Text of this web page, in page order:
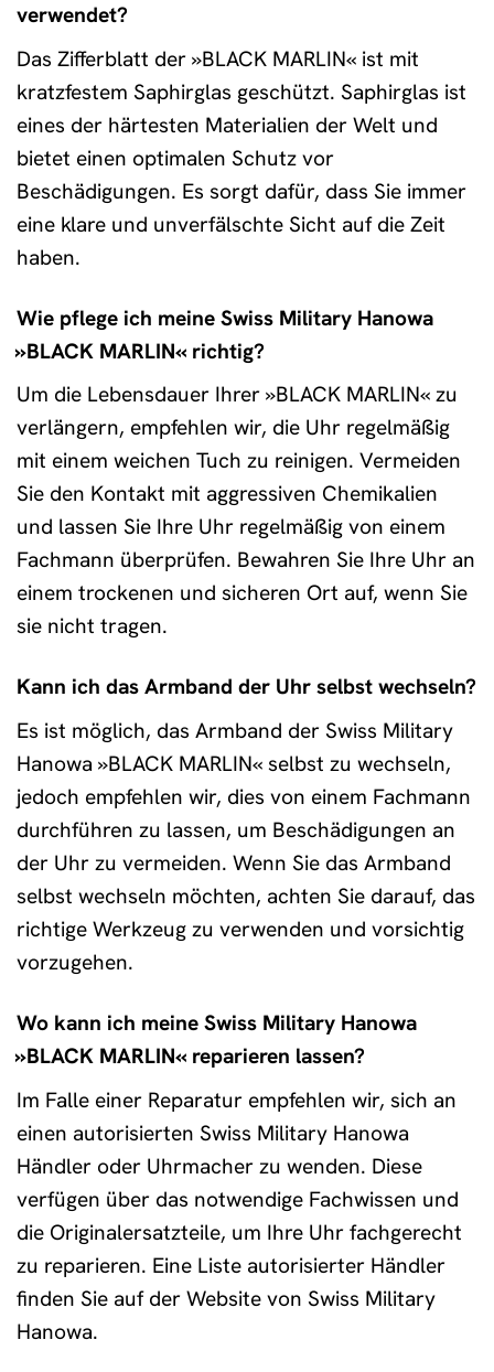
verwendet?
Das Zifferblatt der »BLACK MARLIN« ist mit
kratzfestem Saphirglas geschützt. Saphirglas ist
eines der härtesten Materialien der Welt und
bietet einen optimalen Schutz vor
Beschädigungen. Es sorgt dafür, dass Sie immer
eine klare und unverfälschte Sicht auf die Zeit
haben.
Wie pflege ich meine Swiss Military Hanowa
»BLACK MARLIN« richtig?
Um die Lebensdauer Ihrer »BLACK MARLIN« zu
verlängern, empfehlen wir, die Uhr regelmäßig
mit einem weichen Tuch zu reinigen. Vermeiden
Sie den Kontakt mit aggressiven Chemikalien
und lassen Sie Ihre Uhr regelmäßig von einem
Fachmann überprüfen. Bewahren Sie Ihre Uhr an
einem trockenen und sicheren Ort auf, wenn Sie
sie nicht tragen.
Kann ich das Armband der Uhr selbst wechseln?
Es ist möglich, das Armband der Swiss Military
Hanowa »BLACK MARLIN« selbst zu wechseln,
jedoch empfehlen wir, dies von einem Fachmann
durchführen zu lassen, um Beschädigungen an
der Uhr zu vermeiden. Wenn Sie das Armband
selbst wechseln möchten, achten Sie darauf, das
richtige Werkzeug zu verwenden und vorsichtig
vorzugehen.
Wo kann ich meine Swiss Military Hanowa
»BLACK MARLIN« reparieren lassen?
Im Falle einer Reparatur empfehlen wir, sich an
einen autorisierten Swiss Military Hanowa
Händler oder Uhrmacher zu wenden. Diese
verfügen über das notwendige Fachwissen und
die Originalersatzteile, um Ihre Uhr fachgerecht
zu reparieren. Eine Liste autorisierter Händler
finden Sie auf der Website von Swiss Military
Hanowa.